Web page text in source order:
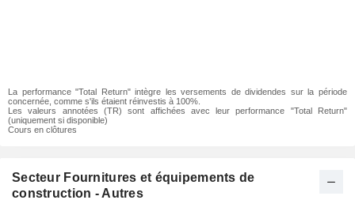
La performance "Total Return" intègre les versements de dividendes sur la période
concernée, comme s'ils étaient réinvestis à 100%.
Les valeurs annotées (TR) sont affichées avec leur performance "Total Return"
(uniquement si disponible)
Cours en clôtures
Secteur Fournitures et équipements de
construction - Autres